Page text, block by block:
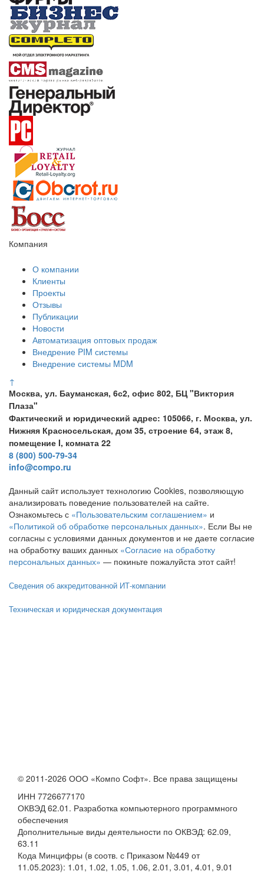
Компания
О компании
Клиенты
Проекты
Отзывы
Публикации
Новости
Автоматизация оптовых продаж
Внедрение PIM системы
Внедрение системы MDM
↑
Москва, ул. Бауманская, 6с2, офис 802, БЦ "Виктория
Плаза"
Фактический и юридический адрес: 105066, г. Москва, ул.
Нижняя Красносельская, дом 35, строение 64, этаж 8,
помещение I, комната 22
8 (800) 500-79-34
info@compo.ru
Данный сайт использует технологию Cookies, позволяющую
анализировать поведение пользователей на сайте.
Ознакомьтесь с «Пользовательским соглашением» и
«Политикой об обработке персональных данных». Если Вы не
согласны с условиями данных документов и не даете согласие
на обработку ваших данных «Согласие на обработку
персональных данных» — покиньте пожалуйста этот сайт!
Сведения об аккредитованной ИТ-компании
Техническая и юридическая документация
© 2011-2026 ООО «Компо Софт». Все права защищены
ИНН 7726677170
ОКВЭД 62.01. Разработка компьютерного программного
обеспечения
Дополнительные виды деятельности по ОКВЭД: 62.09,
63.11
Кода Минцифры (в соотв. с Приказом №449 от
11.05.2023): 1.01, 1.02, 1.05, 1.06, 2.01, 3.01, 4.01, 9.01